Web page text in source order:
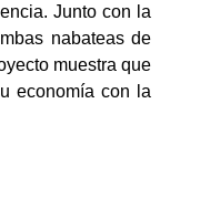
Junto con la
nabateas de
muestra que
economía con la